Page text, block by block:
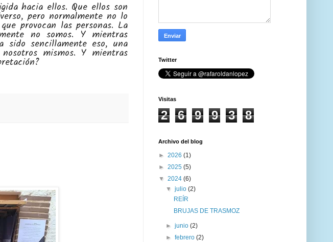
hacia ellos. Que ellos son
pero normalmente no lo
provocan las personas. La
no somos. Y mientras
sido sencillamente eso, una
mismos. Y mientras Twitter
Visitas
2 6 9 9 3 8
Archivo del blog
► 2026 (1)
► 2025 (5)
▼ 2024 (6)
▼julio(2)
REÍR
BRUJAS DE TRASMOZ
►junio(2)
►febrero(2)